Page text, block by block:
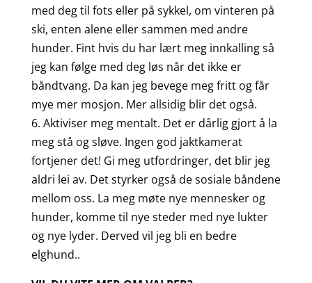
med deg til fots eller på sykkel, om vinteren på
ski, enten alene eller sammen med andre
hunder. Fint hvis du har lært meg innkalling så
jeg kan følge med deg løs når det ikke er
båndtvang. Da kan jeg bevege meg fritt og får
mye mer mosjon. Mer allsidig blir det også.
6. Aktiviser meg mentalt. Det er dårlig gjort å la
meg stå og sløve. Ingen god jaktkamerat
fortjener det! Gi meg utfordringer, det blir jeg
aldri lei av. Det styrker også de sosiale båndene
mellom oss. La meg møte nye mennesker og
hunder, komme til nye steder med nye lukter
og nye lyder. Derved vil jeg bli en bedre
elghund..